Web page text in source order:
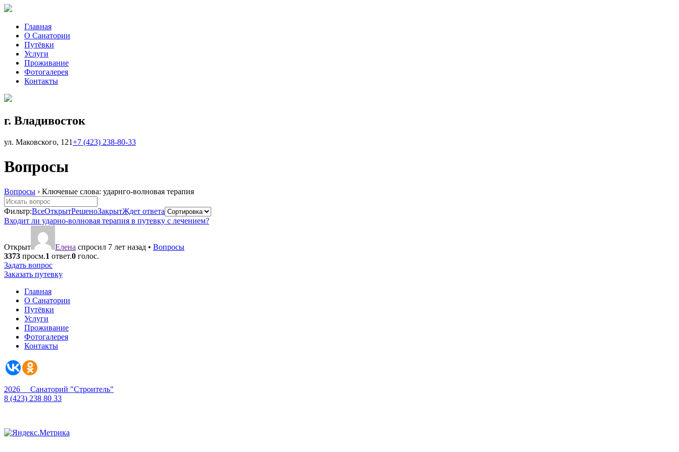
Главная
О Санатории
Путёвки
Услуги
Проживание
Фотогалерея
Контакты
г. Владивосток
ул. Маковского, 121+7 (423) 238-80-33
Вопросы
Вопросы › Ключевые слова: ударнго-волновая терапия
Фильтр:ВсеОткрытРешеноЗакрытЖдет ответа
Входит ли ударно-волновая терапия в путевку с лечением?
Открыт Елена спросил 7 лет назад • Вопросы
3373 просм.1 ответ.0 голос.
Задать вопрос
Заказать путевку
Главная
О Санатории
Путёвки
Услуги
Проживание
Фотогалерея
Контакты
2026 Санаторий "Строитель"
8 (423) 238 80 33